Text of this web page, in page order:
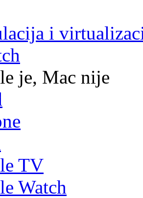
i
je, Mac nije
TV
Watch